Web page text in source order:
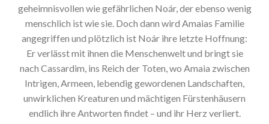
geheimnisvollen wie gefährlichen Noár, der ebenso wenig
menschlich ist wie sie. Doch dann wird Amaias Familie
angegriffen und plötzlich ist Noár ihre letzte Hoffnung:
Er verlässt mit ihnen die Menschenwelt und bringt sie
nach Cassardim, ins Reich der Toten, wo Amaia zwischen
Intrigen, Armeen, lebendig gewordenen Landschaften,
unwirklichen Kreaturen und mächtigen Fürstenhäusern
endlich ihre Antworten findet – und ihr Herz verliert.